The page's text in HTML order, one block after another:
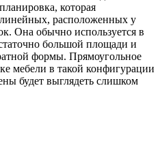
которая
линейных, расположенных у
Она обычно используется в
большой площади и
формы. Прямоугольное
мебели в такой конфигурации
будет выглядеть слишком